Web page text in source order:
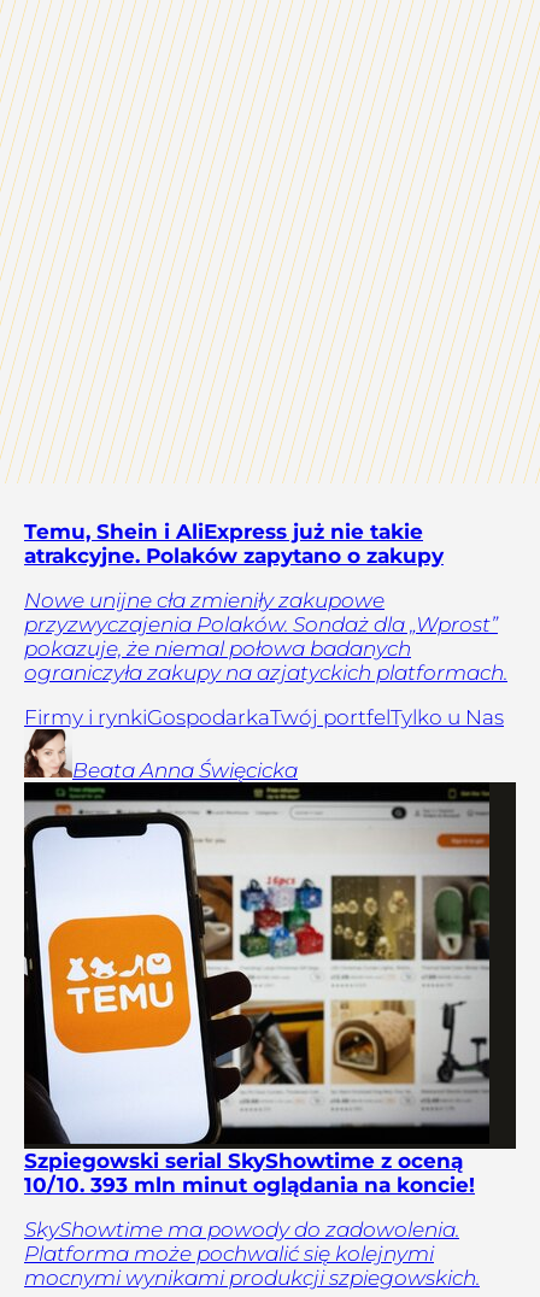
Temu, Shein i AliExpress już nie takie
atrakcyjne. Polaków zapytano o zakupy
Nowe unijne cła zmieniły zakupowe
przyzwyczajenia Polaków. Sondaż dla „Wprost”
pokazuje, że niemal połowa badanych
ograniczyła zakupy na azjatyckich platformach.
Firmy i rynkiGospodarkaTwój portfelTylko u Nas
Beata Anna Święcicka
Szpiegowski serial SkyShowtime z oceną
10/10. 393 mln minut oglądania na koncie!
SkyShowtime ma powody do zadowolenia.
Platforma może pochwalić się kolejnymi
mocnymi wynikami produkcji szpiegowskich.